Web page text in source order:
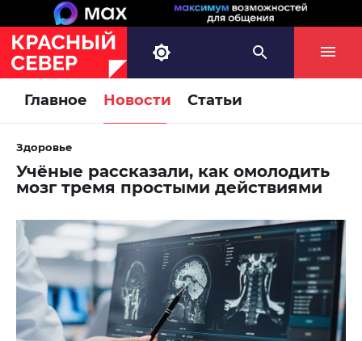
Главное Новости Статьи
Здоровье
Учёные рассказали, как омолодить
мозг тремя простыми действиями